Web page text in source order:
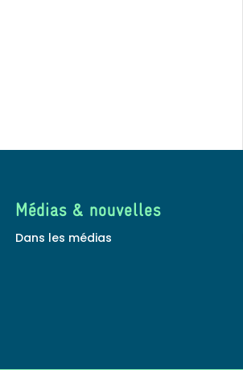
Médias & nouvelles
Dans les médias